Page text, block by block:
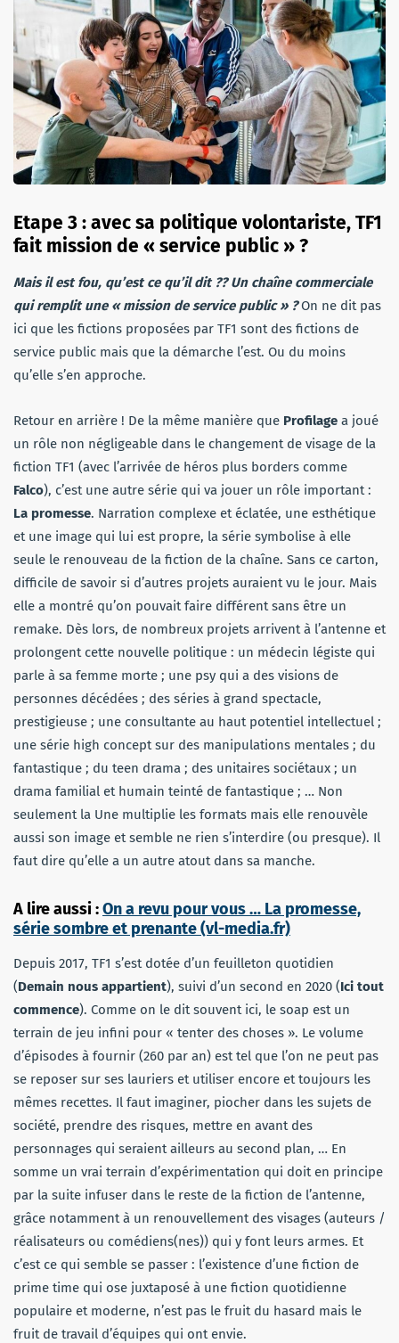
Etape 3 : avec sa politique volontariste, TF1
fait mission de « service public » ?
Mais il est fou, qu’est ce qu’il dit ?? Un chaîne commerciale
qui remplit une « mission de service public » ?On ne dit pas
ici que les fictions proposées par TF1 sont des fictions de
service public mais que la démarche l’est. Ou du moins
qu’elle s’en approche.
Retour en arrière ! De la même manière que Profilage a joué
un rôle non négligeable dans le changement de visage de la
fiction TF1 (avec l’arrivée de héros plus borders comme
Falco), c’est une autre série qui va jouer un rôle important :
La promesse. Narration complexe et éclatée, une esthétique
et une image qui lui est propre, la série symbolise à elle
seule le renouveau de la fiction de la chaîne. Sans ce carton,
difficile de savoir si d’autres projets auraient vu le jour. Mais
elle a montré qu’on pouvait faire différent sans être un
remake. Dès lors, de nombreux projets arrivent à l’antenne et
prolongent cette nouvelle politique : un médecin légiste qui
parle à sa femme morte ; une psy qui a des visions de
personnes décédées ; des séries à grand spectacle,
prestigieuse ; une consultante au haut potentiel intellectuel ;
une série high concept sur des manipulations mentales ; du
fantastique ; du teen drama ; des unitaires sociétaux ; un
drama familial et humain teinté de fantastique ; … Non
seulement la Une multiplie les formats mais elle renouvèle
aussi son image et semble ne rien s’interdire (ou presque). Il
faut dire qu’elle a un autre atout dans sa manche.
A lire aussi :On a revu pour vous … La promesse,
série sombre et prenante (vl-media.fr)
Depuis 2017, TF1 s’est dotée d’un feuilleton quotidien
(Demain nous appartient), suivi d’un second en 2020 (Ici tout
commence). Comme on le dit souvent ici, le soap est un
terrain de jeu infini pour « tenter des choses ». Le volume
d’épisodes à fournir (260 par an) est tel que l’on ne peut pas
se reposer sur ses lauriers et utiliser encore et toujours les
mêmes recettes. Il faut imaginer, piocher dans les sujets de
société, prendre des risques, mettre en avant des
personnages qui seraient ailleurs au second plan, … En
somme un vrai terrain d’expérimentation qui doit en principe
par la suite infuser dans le reste de la fiction de l’antenne,
grâce notamment à un renouvellement des visages (auteurs /
réalisateurs ou comédiens(nes)) qui y font leurs armes. Et
c’est ce qui semble se passer : l’existence d’une fiction de
prime time qui ose juxtaposé à une fiction quotidienne
populaire et moderne, n’est pas le fruit du hasard mais le
fruit de travail d’équipes qui ont envie.